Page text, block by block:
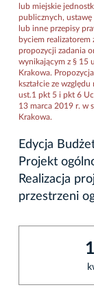
lub miejskie
publicznych,
lub inne przepisy
byciem realizatorem
propozycji zadania
wynikającym z § 15
Krakowa.
kształcie ze
ust.1 pkt 5 i pkt 6
13 marca 2019 r. w
Krakowa.
Edycja
Projekt
Realizacja
przestrzeni